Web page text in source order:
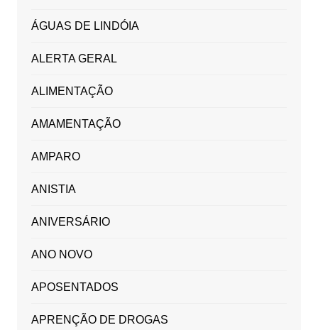
ÁGUAS DE LINDÓIA
ALERTA GERAL
ALIMENTAÇÃO
AMAMENTAÇÃO
AMPARO
ANISTIA
ANIVERSÁRIO
ANO NOVO
APOSENTADOS
APRENÇÃO DE DROGAS